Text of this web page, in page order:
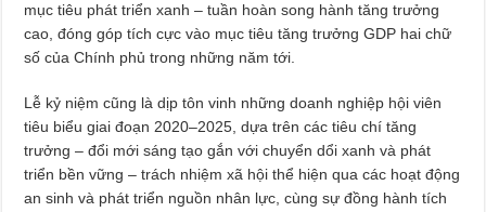
mục tiêu phát triển xanh – tuần hoàn song hành tăng trưởng
cao, đóng góp tích cực vào mục tiêu tăng trưởng GDP hai chữ
số của Chính phủ trong những năm tới.
Lễ kỷ niệm cũng là dịp tôn vinh những doanh nghiệp hội viên
tiêu biểu giai đoạn 2020–2025, dựa trên các tiêu chí tăng
trưởng – đổi mới sáng tạo gắn với chuyển dổi xanh và phát
triển bền vững – trách nhiệm xã hội thể hiện qua các hoạt động
an sinh và phát triển nguồn nhân lực, cùng sự đồng hành tích